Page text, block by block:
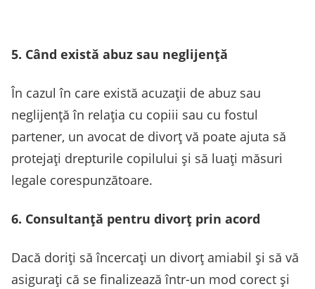
5. Când există abuz sau neglijență
În cazul în care există acuzații de abuz sau
neglijență în relația cu copiii sau cu fostul
partener, un avocat de divorț vă poate ajuta să
protejați drepturile copilului și să luați măsuri
legale corespunzătoare.
6. Consultanță pentru divorț prin acord
Dacă doriți să încercați un divorț amiabil și să vă
asigurați că se finalizează într-un mod corect și